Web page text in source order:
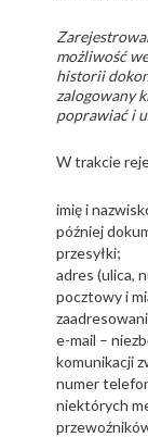
możliwość
historii
zalogowany
poprawiać i
W trakcie
imię i
później
przesyłki;
adres (ulica,
pocztowy i
e-mail –
komunikacji
numer
niektórych